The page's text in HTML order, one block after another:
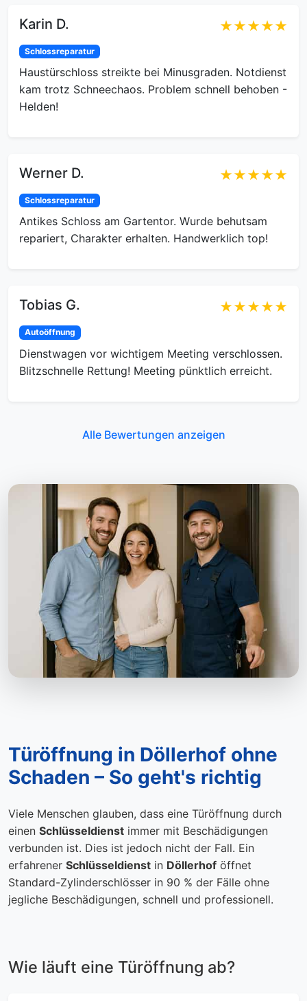
Karin D. ★★★★★
Schlossreparatur
Haustürschloss streikte bei Minusgraden. Notdienst
kam trotz Schneechaos. Problem schnell behoben -
Helden!
Werner D. ★★★★★
Schlossreparatur
Antikes Schloss am Gartentor. Wurde behutsam
repariert, Charakter erhalten. Handwerklich top!
Tobias G. ★★★★★
Autoöffnung
Dienstwagen vor wichtigem Meeting verschlossen.
Blitzschnelle Rettung! Meeting pünktlich erreicht.
Alle Bewertungen anzeigen
Türöffnung in Döllerhof ohne
Schaden – So geht's richtig
Viele Menschen glauben, dass eine Türöffnung durch
einen Schlüsseldienst immer mit Beschädigungen
verbunden ist. Dies ist jedoch nicht der Fall. Ein
erfahrener Schlüsseldienst in Döllerhof öffnet
Standard-Zylinderschlösser in 90 % der Fälle ohne
jegliche Beschädigungen, schnell und professionell.
Wie läuft eine Türöffnung ab?